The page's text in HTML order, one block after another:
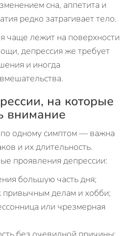
сна, аппетита и
редко затрагивает тело.
чаще лежит на поверхности
депрессия же требует
и иногда
на которые
внимание
по одному симптом — важна
и их длительность.
проявления депрессии:
большую часть дня;
привычным делам и хобби;
или чрезмерная